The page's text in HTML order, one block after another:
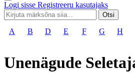
Logi sisse Registreeru kasutajaks
Otsi
A B D E F G H
Unenägude